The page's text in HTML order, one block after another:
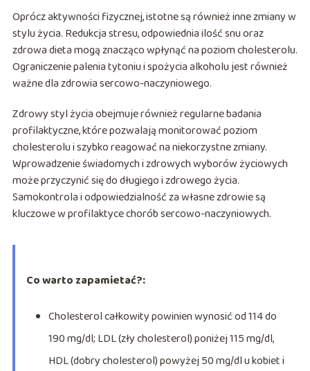
Oprócz aktywności fizycznej, istotne są również inne zmiany w
stylu życia. Redukcja stresu, odpowiednia ilość snu oraz
zdrowa dieta mogą znacząco wpłynąć na poziom cholesterolu.
Ograniczenie palenia tytoniu i spożycia alkoholu jest również
ważne dla zdrowia sercowo-naczyniowego.
Zdrowy styl życia obejmuje również regularne badania
profilaktyczne, które pozwalają monitorować poziom
cholesterolu i szybko reagować na niekorzystne zmiany.
Wprowadzenie świadomych i zdrowych wyborów życiowych
może przyczynić się do długiego i zdrowego życia.
Samokontrola i odpowiedzialność za własne zdrowie są
kluczowe w profilaktyce chorób sercowo-naczyniowych.
Co warto zapamietać?:
Cholesterol całkowity powinien wynosić od 114 do
190 mg/dl; LDL (zły cholesterol) poniżej 115 mg/dl,
HDL (dobry cholesterol) powyżej 50 mg/dl u kobiet i